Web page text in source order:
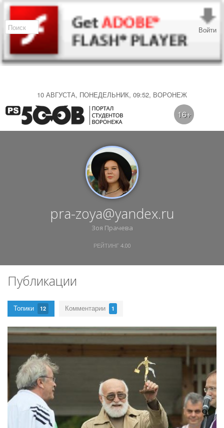
10 АВГУСТА, ПОНЕДЕЛЬНИК, 09:52, ВОРОНЕЖ
Войти
16+
pra-zoya@yandex.ru
Зоя Прачева
РЕЙТИНГ 4.00
Публикации
Топики 12 Комментарии 1